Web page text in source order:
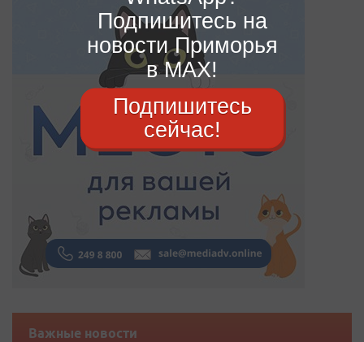
Важные новости
Подпишитесь на
новости Приморья
в MAX!
Подпишитесь
сейчас!